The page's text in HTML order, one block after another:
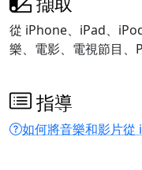
從 iPhone、iPad、
樂、電影、電視節目、
指導
如何將音樂和影片從